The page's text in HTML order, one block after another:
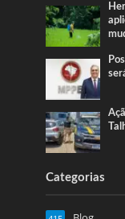
Categorias